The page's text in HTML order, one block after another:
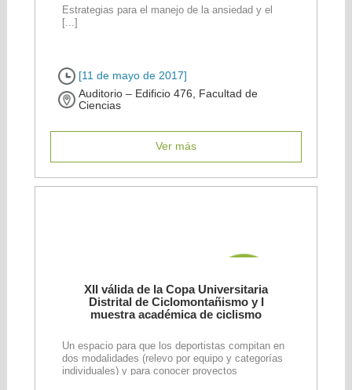
Estrategias para el manejo de la ansiedad y el
[...]
[11 de mayo de 2017]
Auditorio – Edificio 476, Facultad de
Ciencias
Ver más
XII válida de la Copa Universitaria
Distrital de Ciclomontañismo y I
muestra académica de ciclismo
Un espacio para que los deportistas compitan en
dos modalidades (relevo por equipo y categorías
individuales) y para conocer proyectos